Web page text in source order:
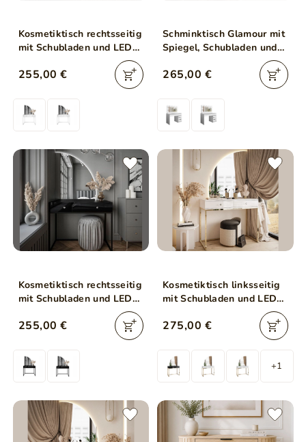
Kosmetiktisch rechtsseitig
mit Schubladen und LED-
Beleuchtung auf weißen
Beinen Clarette Weiß
255,00 €
Schminktisch Glamour mit
Spiegel, Schubladen und
265,00 €
Kosmetiktisch rechtsseitig
mit Schubladen und LED-
schwarzen Beinen
Hochglanz
255,00 €
Kosmetiktisch linksseitig
mit Schubladen und LED-
Beleuchtung auf goldenen
Beinen Clarette Weiß
275,00 €
+1